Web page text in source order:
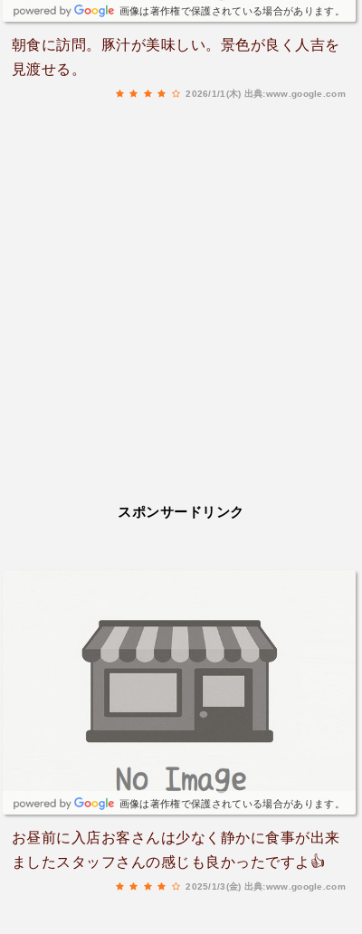
画像は著作権で保護されている場合があります。
朝食に訪問。豚汁が美味しい。景色が良く人吉を
見渡せる。
2026/1/1(木) 出典:www.google.com
スポンサードリンク
画像は著作権で保護されている場合があります。
お昼前に入店お客さんは少なく静かに食事が出来
ましたスタッフさんの感じも良かったですよ👍
2025/1/3(金) 出典:www.google.com